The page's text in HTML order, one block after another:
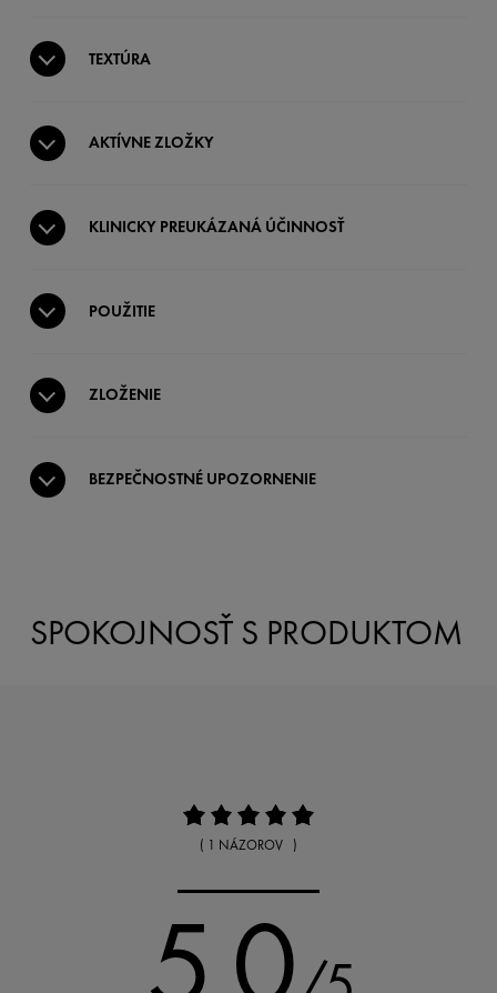
TEXTÚRA
AKTÍVNE ZLOŽKY
KLINICKY PREUKÁZANÁ ÚČINNOSŤ
POUŽITIE
ZLOŽENIE
BEZPEČNOSTNÉ UPOZORNENIE
SPOKOJNOSŤ S PRODUKTOM
( 1 NÁZOROV )